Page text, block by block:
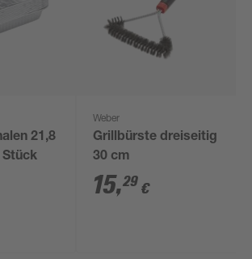
21,8
Stück
Weber
Grillbürste dreiseitig
30 cm
15,29 €